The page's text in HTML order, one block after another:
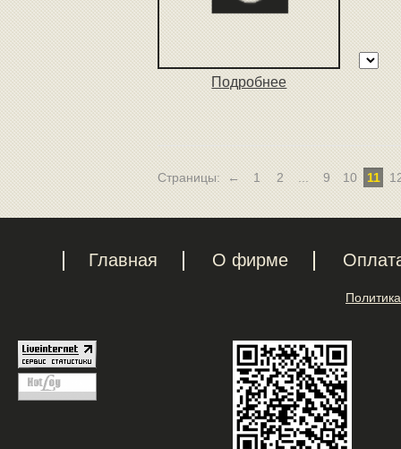
Подробнее
Страницы: ← 1 2 ... 9 10 11
Главная О фирме